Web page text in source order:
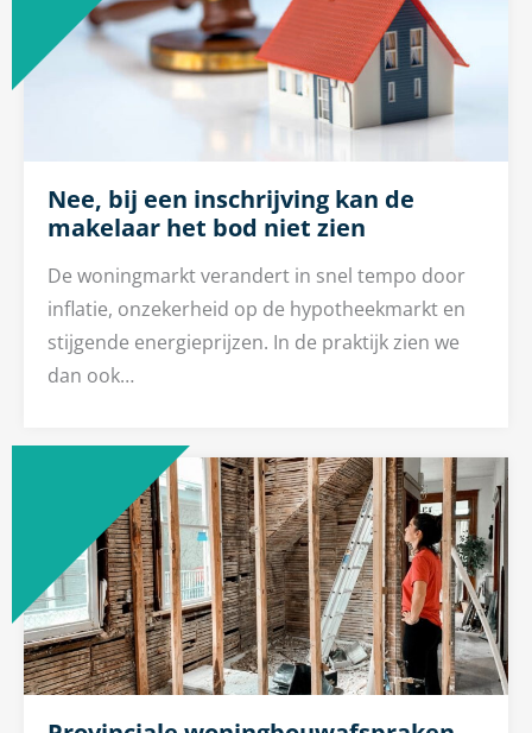
Nee, bij een inschrijving kan de
makelaar het bod niet zien
De woningmarkt verandert in snel tempo door
inflatie, onzekerheid op de hypotheekmarkt en
stijgende energieprijzen. In de praktijk zien we
dan ook…